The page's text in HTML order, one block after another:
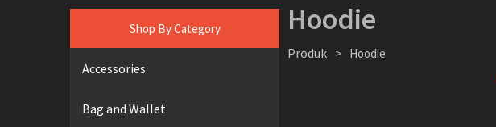
Shop By Category
Accessories
Bag and Wallet
Hoodie
Produk > Hoodie